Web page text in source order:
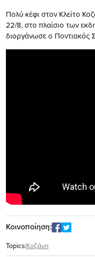
Πολύ κέφι στον Κλείτο
22/8, στο πλαίσιο των
διοργάνωσε ο Ποντιακός
Κοινοποίηση:
Topics:Κοζάνη